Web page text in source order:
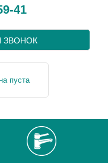
41
ЗВОНОК
пуста